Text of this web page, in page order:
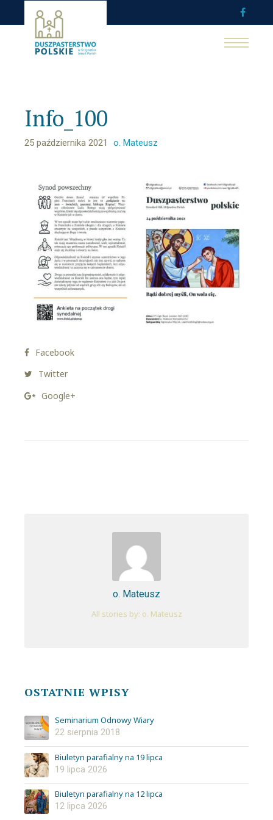
Info_100
25 października 2021 o. Mateusz
Facebook
Twitter
Google+
o. Mateusz
All stories by: o. Mateusz
OSTATNIE WPISY
Seminarium Odnowy Wiary
22 sierpnia 2018
Biuletyn parafialny na 19 lipca
19 lipca 2026
Biuletyn parafialny na 12 lipca
12 lipca 2026